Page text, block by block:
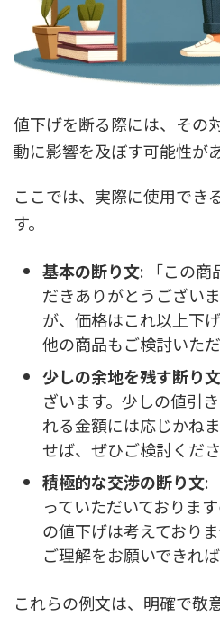
値下げを断る際には、その
動に影響を及ぼす可能性が
ここでは、実際に使用でき
す。
基本の断り文: 「この商
だきありがとうござい
が、価格はこれ以上下
他の商品もご検討いた
少しの余地を残す断り文
ざいます。少しの値引
れる金額には応じかね
せば、ぜひご検討くださ
積極的な交渉の断り文:
っていただいておりま
の値下げは考えており
ご理解をお願いできれ
これらの例文は、明確で敬